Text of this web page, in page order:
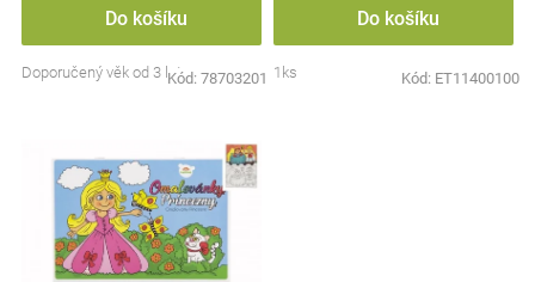
Do košíku
Doporučený věk od 3 letKód: 78703201
Do košíku
1ks Kód: ET11400100